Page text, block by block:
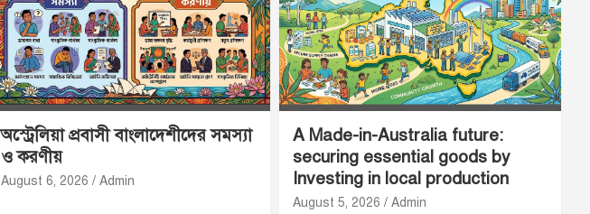
অস্ট্রেলিয়া প্রবাসী বাংলাদেশীদের সমস্যা
ও করণীয়
August 6, 2026 Admin
A Made-in-Australia future:
securing essential goods by
Investing in local production
August 5, 2026 Admin